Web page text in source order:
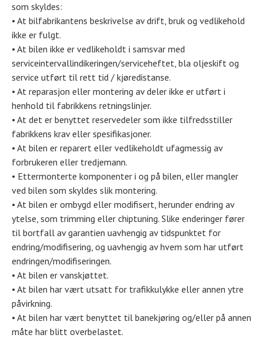
som skyldes:
• At bilfabrikantens beskrivelse av drift, bruk og vedlikehold
ikke er fulgt.
• At bilen ikke er vedlikeholdt i samsvar med
serviceintervallindikeringen/serviceheftet, bla oljeskift og
service utført til rett tid / kjøredistanse.
• At reparasjon eller montering av deler ikke er utført i
henhold til fabrikkens retningslinjer.
• At det er benyttet reservedeler som ikke tilfredsstiller
fabrikkens krav eller spesifikasjoner.
• At bilen er reparert eller vedlikeholdt ufagmessig av
forbrukeren eller tredjemann.
• Ettermonterte komponenter i og på bilen, eller mangler
ved bilen som skyldes slik montering.
• At bilen er ombygd eller modifisert, herunder endring av
ytelse, som trimming eller chiptuning. Slike enderinger fører
til bortfall av garantien uavhengig av tidspunktet for
endring/modifisering, og uavhengig av hvem som har utført
endringen/modifiseringen.
• At bilen er vanskjøttet.
• At bilen har vært utsatt for trafikkulykke eller annen ytre
påvirkning.
• At bilen har vært benyttet til banekjøring og/eller på annen
måte har blitt overbelastet.